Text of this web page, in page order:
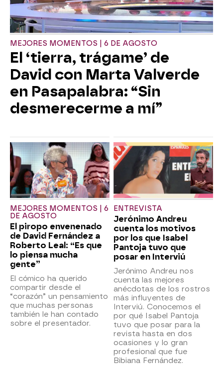
MEJORES MOMENTOS | 6 DE AGOSTO
El ‘tierra, trágame’ de
David con Marta Valverde
en Pasapalabra: “Sin
desmerecerme a mí”
MEJORES MOMENTOS | 6
DE AGOSTO
El piropo envenenado
de David Fernández a
Roberto Leal: “Es que
lo piensa mucha
gente”
El cómico ha querido
compartir desde el
“corazón” un pensamiento
que muchas personas
también le han contado
sobre el presentador.
ENTREVISTA
Jerónimo Andreu
cuenta los motivos
por los que Isabel
Pantoja tuvo que
posar en Interviú
Jerónimo Andreu nos
cuenta las mejores
anécdotas de los rostros
más influyentes de
Interviú. Conocemos el
por qué Isabel Pantoja
tuvo que posar para la
revista hasta en dos
ocasiones y lo gran
profesional que fue
Bibiana Fernández.